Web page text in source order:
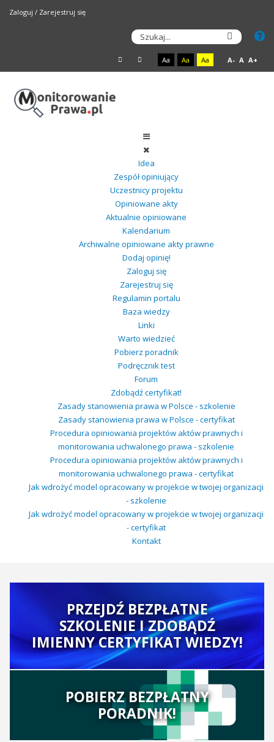
Zaloguj / Zarejestruj się
Aa Aa Aa A- A A+
Idea
Zespół opiniujący
Uczestnicy projektu
Opiniowane akty
Aktualnie opiniowane
Kalendarium
Archiwalne opiniowane akty prawne
Dodaj opinię!
Zaloguj się
Zarejestruj się
Regulamin portalu
Baza wiedzy
Linki
Warto wiedzieć
Pobierz poradnik
Podręcznik test
Forum
Zdobądź certyfikat!
Zasady stanowienia prawa w Polsce - szkolenie
Zasady stanowienia prawa w Polsce - certyfikat
Procedura opiniowania projektów aktów prawnych i
monitorowania uchwalonego prawa - szkolenie
Procedura opiniowania projektów aktów prawnych i
monitorowania uchwalonego prawa - certyfikat
Jak wdrożyć model opracowany w projekcie w twojej organizacji
- szkolenie
Jak wdrożyć model opracowany w projekcie w twojej organizacji
- certyfikat
Kontakt
PRZEJDŹ BEZPŁATNE
SZKOLENIE I ZDOBĄDŹ
IMIENNY CERTYFIKAT WIEDZY!
POBIERZ BEZPŁATNY
PORADNIK!